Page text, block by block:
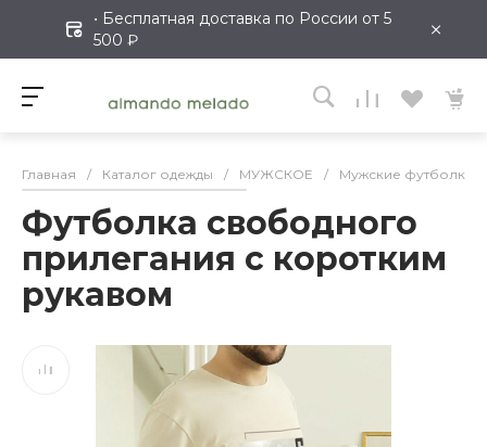
• Бесплатная доставка по России от 5
500 ₽
×
Главная / Каталог одежды / МУЖСКОЕ / Мужские футболки
Футболка свободного
прилегания с коротким
рукавом